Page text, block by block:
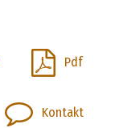
Pdf
Kontakt